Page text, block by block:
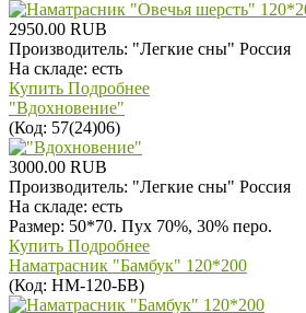
2950.00 RUB
Производитель: "Легкие сны" Россия
На складе: есть
Купить Подробнее
"Вдохновение"
(Код: 57(24)06)
3000.00 RUB
Производитель: "Легкие сны" Россия
На складе: есть
Размер: 50*70. Пух 70%, 30% перо.
Купить Подробнее
Наматрасник "Бамбук" 120*200
(Код: НМ-120-БВ)